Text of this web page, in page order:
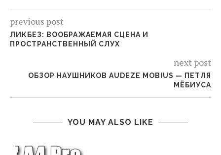
previous post
ЛИКБЕЗ: ВООБРАЖАЕМАЯ СЦЕНА И
ПРОСТРАНСТВЕННЫЙ СЛУХ
next post
ОБЗОР НАУШНИКОВ AUDEZE MOBIUS — ПЕТЛЯ
МЁБИУСА
YOU MAY ALSO LIKE